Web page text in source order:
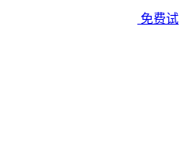
免费试